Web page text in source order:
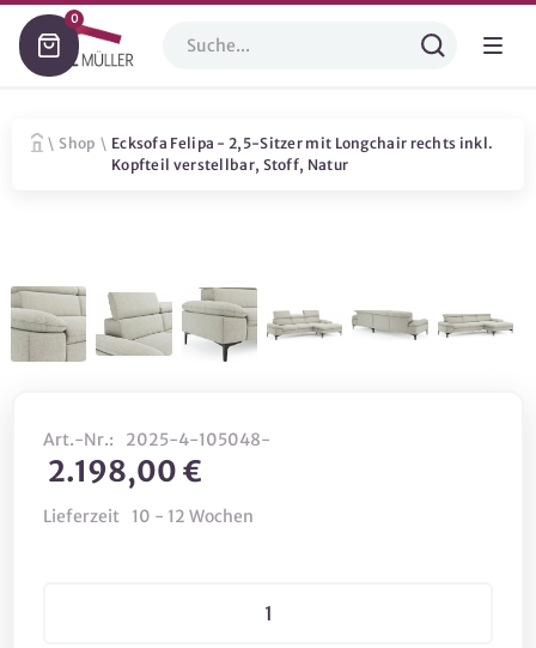
0
\ Shop \ Ecksofa Felipa - 2,5-Sitzer mit Longchair rechts inkl.
Kopfteil verstellbar, Stoff, Natur
Art.-Nr.: 2025-4-105048-
2.198,00 €
Lieferzeit 10 - 12 Wochen